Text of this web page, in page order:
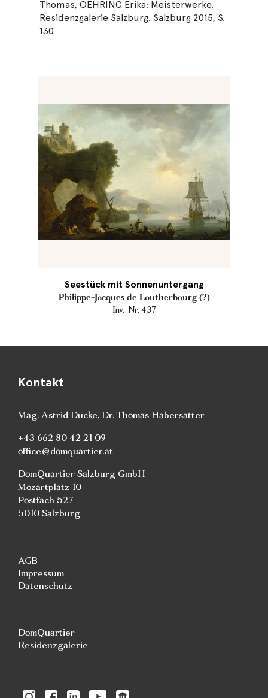
Thomas, OEHRING Erika: Meisterwerke.
Residenzgalerie Salzburg. Salzburg 2015, S.
130
Seestück mit Sonnenuntergang
Philippe-Jacques de Loutherbourg (?)
Inv.-Nr. 437
Kontakt
Mag. Astrid Ducke, Dr. Thomas Habersatter
+43 662 80 42 21 09
office@domquartier.at
DomQuartier Salzburg GmbH
Mozartplatz 10
Postfach 527
5010 Salzburg
AGB
Impressum
Datenschutz
DomQuartier
Residenzgalerie